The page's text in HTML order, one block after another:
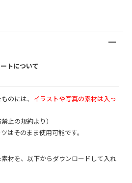
トについて
のには、 イラストや写真の素材は入っ
止の規約より）
はそのまま使用可能です。
材を、以下からダウンロードして入れ